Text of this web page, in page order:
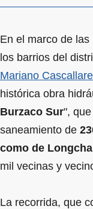
En el marco de
los barrios del
Mariano
histórica obra
Burzaco Sur",
saneamiento de
como de
mil vecinas y
La recorrida, que